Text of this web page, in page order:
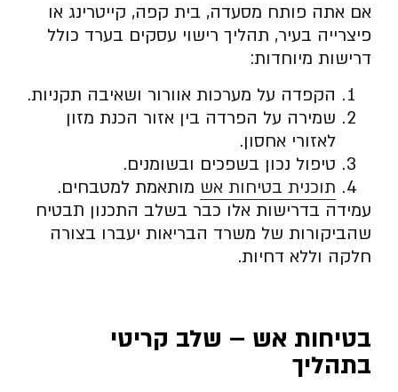
אם אתה פותח מסעדה, בית קפה, קייטרינג או
פיצרייה בעיר, תהליך רישוי עסקים בערד כולל
דרישות מיוחדות:
הקפדה על מערכות אוורור ושאיבה תקניות.
שמירה על הפרדה בין אזור הכנת מזון
לאזורי אחסון.
טיפול נכון בשפכים ובשומנים.
תוכנית בטיחות אש מותאמת למטבחים.
עמידה בדרישות אלו כבר בשלב התכנון תבטיח
שהביקורות של משרד הבריאות יעברו בצורה
חלקה וללא דחיות.
בטיחות אש – שלב קריטי
בתהליך